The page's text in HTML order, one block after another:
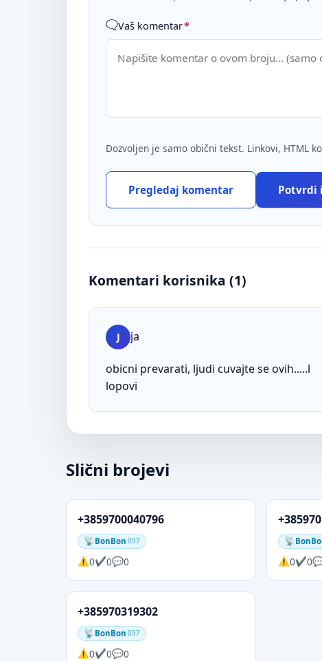
Vaš komentar*
Dozvoljen je samo obični tekst. Linkovi, HTML
Pregledaj komentar Potvrdi
Komentari korisnika (1)
J ja
obicni prevarati, ljudi cuvajte se ovih.....l
lopovi
Slični brojevi
+3859700040796
BonBon 097
0 0 0 0 0
+385970319302
BonBon 097
0 0 0